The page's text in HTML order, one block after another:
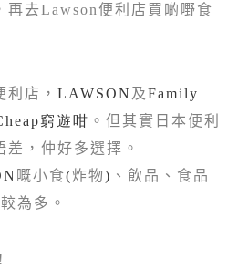
再去Lawson便利店買啲嘢食
店， LAWSON 及Family
窮遊咁 。但其實日本便利
，仲好多選擇。
嘅小食(炸物) 、飲品、食品
較為多。